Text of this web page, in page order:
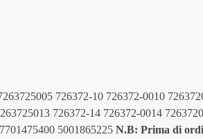
726372-10 726372-0010
726372-14 726372-0014
5001865225 N.B: Prima di